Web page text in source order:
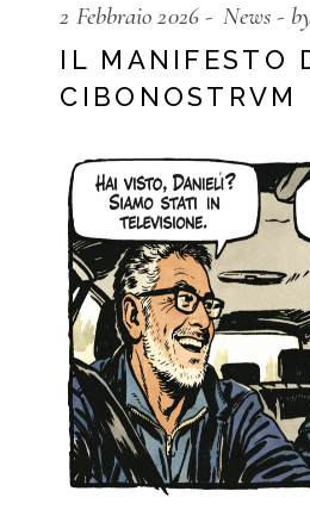
2 Febbraio 2026 News
IL MANIFESTO
CIBONOSTRVM